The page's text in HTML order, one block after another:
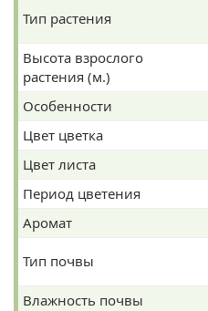
Тип растения
Высота взрослого
растения (м.)
Особенности
Цвет цветка
Цвет листа
Период цветения
Аромат
Тип почвы
Влажность почвы